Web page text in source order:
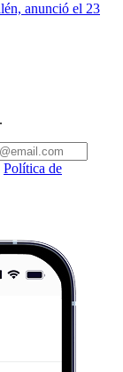
anunció el 23
Política de